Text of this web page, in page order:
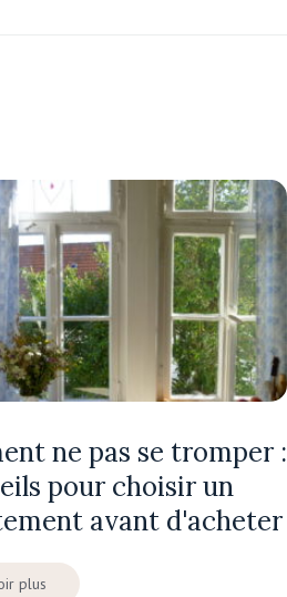
ne pas se tromper :
pour choisir un
avant d'acheter
plus